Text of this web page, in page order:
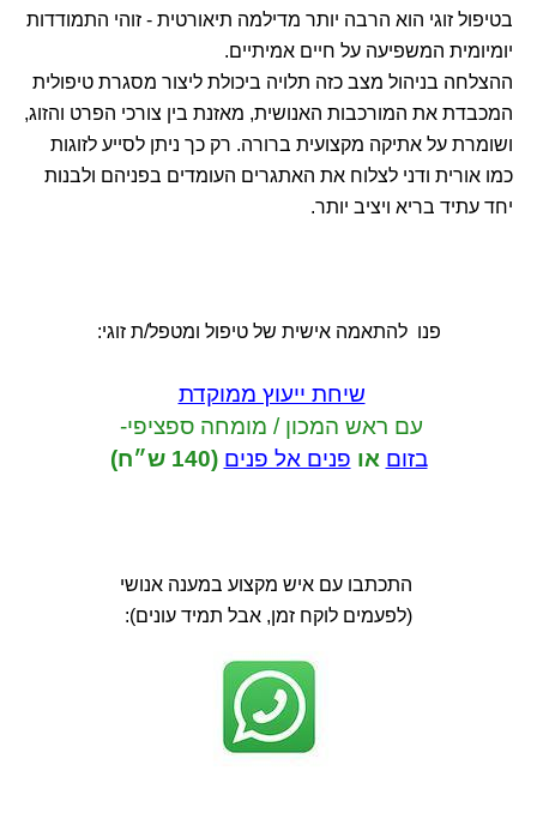
בטיפול זוגי הוא הרבה יותר מדילמה תיאורטית - זוהי התמודדות
יומיומית המשפיעה על חיים אמיתיים.
ההצלחה בניהול מצב כזה תלויה ביכולת ליצור מסגרת טיפולית
המכבדת את המורכבות האנושית, מאזנת בין צורכי הפרט והזוג,
ושומרת על אתיקה מקצועית ברורה. רק כך ניתן לסייע לזוגות
כמו אורית ודני לצלוח את האתגרים העומדים בפניהם ולבנות
יחד עתיד בריא ויציב יותר.
פנו להתאמה אישית של טיפול ומטפל/ת זוגי:
שיחת ייעוץ ממוקדת
עם ראש המכון / מומחה ספציפי-
בזום או פנים אל פנים (140 ש״ח)
התכתבו עם איש מקצוע במענה אנושי
(לפעמים לוקח זמן, אבל תמיד עונים):